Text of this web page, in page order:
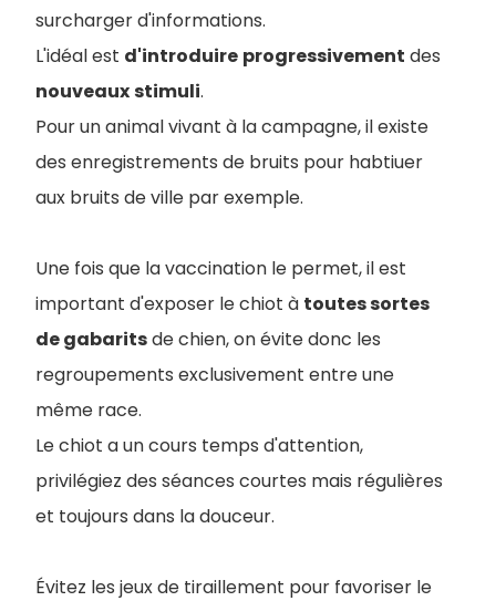
surcharger d'informations.
L'idéal est d'introduire progressivement des
nouveauxstimuli.
Pour un animal vivant à la campagne, il existe
des enregistrements de bruits pour habtiuer
aux bruits de ville par exemple.
Une fois que la vaccination le permet, il est
important d'exposer le chiot à toutes sortes
de gabaritsde chien, on évite donc les
regroupements exclusivement entre une
même race.
Le chiot a un cours temps d'attention,
privilégiez des séances courtes mais régulières
et toujours dans la douceur.
Évitez les jeux de tiraillement pour favoriser le